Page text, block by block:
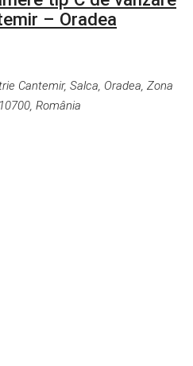
– Oradea
Cantemir, Salca, Oradea, Zona
România